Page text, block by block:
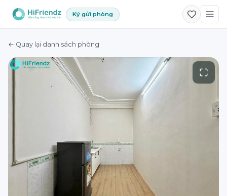
Ký gửi phòng
← Quay lại danh sách phòng